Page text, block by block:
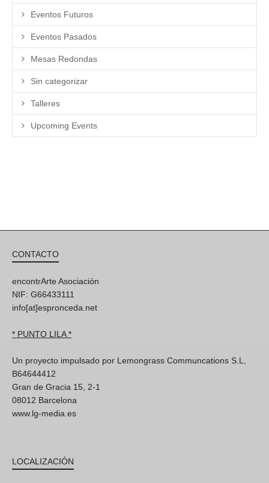
Eventos Futuros
Eventos Pasados
Mesas Redondas
Sin categorizar
Talleres
Upcoming Events
CONTACTO
encontrArte Asociación
NIF: G66433111
info[at]espronceda.net
* PUNTO LILA *
Un proyecto impulsado por Lemongrass Communcations S.L,
B64644412
Gran de Gracia 15, 2-1
08012 Barcelona
www.lg-media.es
LOCALIZACIÓN